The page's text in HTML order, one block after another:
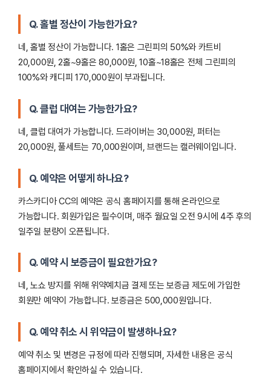
Q. 홀별 정산이 가능한가요?
네, 홀별 정산이 가능합니다. 1홀은 그린피의 50%와 카트비
20,000원, 2홀~9홀은 80,000원, 10홀~18홀은 전체 그린피의
100%와 캐디피 170,000원이 부과됩니다.
Q. 클럽 대여는 가능한가요?
네, 클럽 대여가 가능합니다. 드라이버는 30,000원, 퍼터는
20,000원, 풀세트는 70,000원이며, 브랜드는 캘러웨이입니다.
Q. 예약은 어떻게 하나요?
카스카디아 CC의 예약은 공식 홈페이지를 통해 온라인으로
가능합니다. 회원가입은 필수이며, 매주 월요일 오전 9시에 4주 후의
일주일 분량이 오픈됩니다.
Q. 예약 시 보증금이 필요한가요?
네, 노쇼 방지를 위해 위약예치금 결제 또는 보증금 제도에 가입한
회원만 예약이 가능합니다. 보증금은 500,000원입니다.
Q. 예약 취소 시 위약금이 발생하나요?
예약 취소 및 변경은 규정에 따라 진행되며, 자세한 내용은 공식
홈페이지에서 확인하실 수 있습니다.